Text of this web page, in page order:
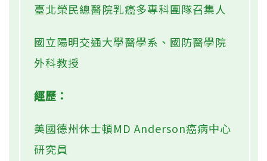
臺北榮民總醫院乳癌多專科團隊召集人
國立陽明交通大學醫學系、國防醫學院
外科教授
經歷：
美國德州休士頓MD Anderson癌病中心
研究員